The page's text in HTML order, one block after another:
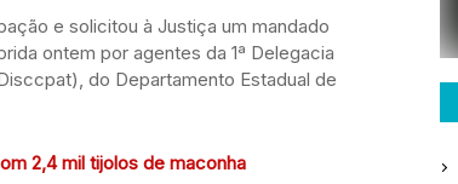
e solicitou à Justiça um mandado
ontem por agentes da 1ª Delegacia
do Departamento Estadual de
2,4 mil tijolos de maconha